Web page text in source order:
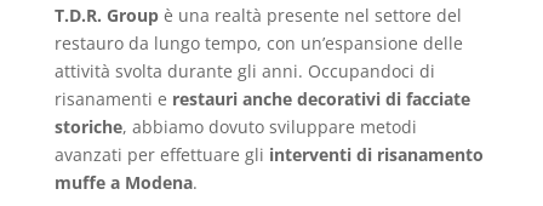
T.D.R. Groupè una realtà presente nel settore del
restauro da lungo tempo, con un’espansione delle
attività svolta durante gli anni. Occupandoci di
risanamenti e restauri anche decorativi di facciate
storiche, abbiamo dovuto sviluppare metodi
avanzati per effettuare gli interventi di risanamento
muffe a Modena.